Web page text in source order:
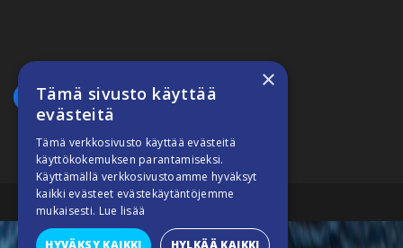
Suomiveneilee © 2026
×
Tämä sivusto käyttää
evästeitä
Tämä verkkosivusto käyttää evästeitä
käyttökokemuksen parantamiseksi.
Käyttämällä verkkosivustoamme hyväksyt
kaikki evästeet evästekäytäntöjemme
mukaisesti. Lue lisää
HYVÄKSY KAIKKI HYLKÄÄ KAIKKI